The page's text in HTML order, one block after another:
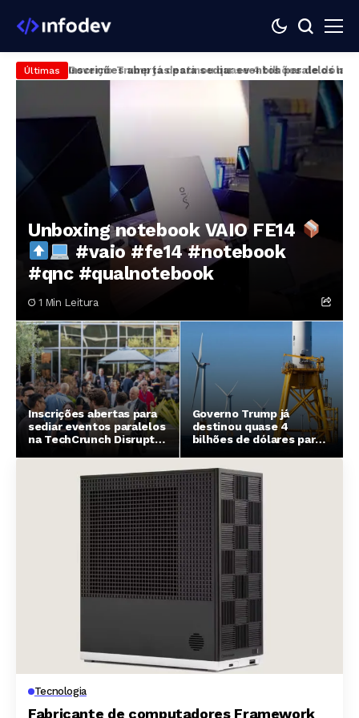
Últimas Governo Trump já destinou quase 4 bilhões de
Unboxing notebook VAIO FE14
#vaio #fe14 #notebook
#qnc #qualnotebook
1 Min Leitura
Inscrições abertas para
sediar eventos paralelos
na TechCrunch Disrupt
Governo Trump já
destinou quase 4
bilhões de dólares para
marítimos
Tecnologia
Fabricante de computadores Framework